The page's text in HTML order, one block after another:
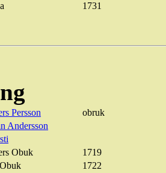
1731
Persson
obruk
Andersson
Obuk
1719
1722